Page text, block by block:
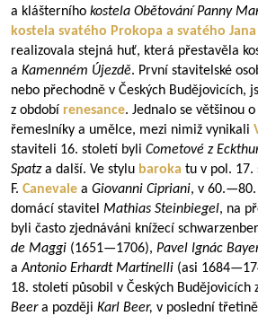
a klášterního kostela Obětování Panny
kostela svatého Prokopa a svatého
realizovala stejná huť, která přestavěla
a Kamenném Újezdě. První stavitelské
nebo přechodně v Českých Budějovicích,
z období renesance. Jednalo se většinou
řemeslníky a umělce, mezi nimiž vynikali
staviteli 16. století byli Cometové z
Spatza další. Ve stylu baroka tu v pol.
F. Canevale a Giovanni Cipriani, v
domácí stavitel Mathias Steinbiegel, na
byli často zjednáváni knížecí
de Maggi (1651—1706), Pavel Ignác
aAntonio Erhardt Martinelli (asi
18. století působil v Českých Budějovicích
Beera později Karl Beer, v poslední